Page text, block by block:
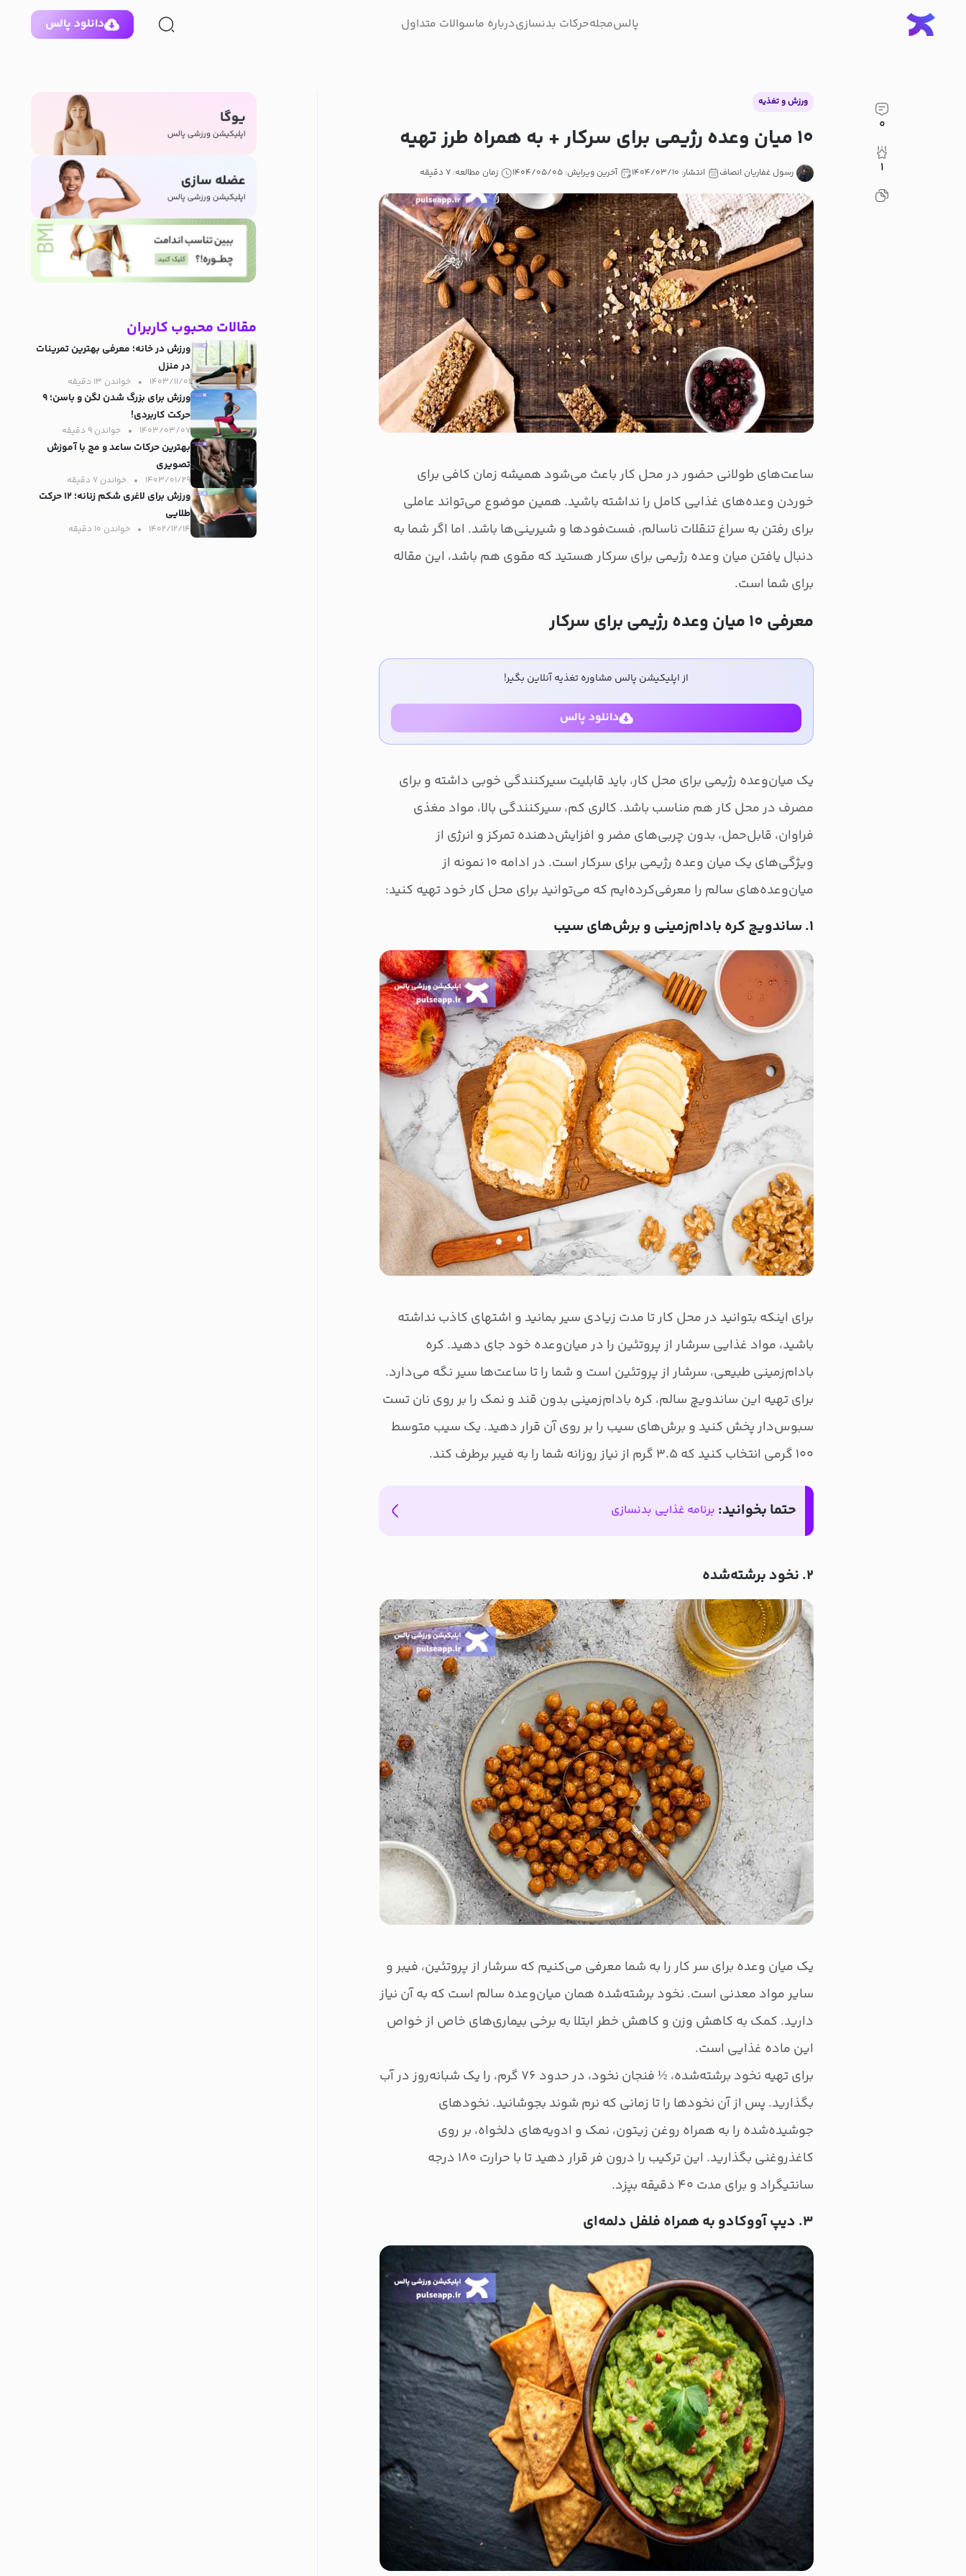
پالسمجلهحرکات بدنسازیدرباره ماسوالات متداول دانلود پالس
۰
۱
ورزش و تغذیه
۱۰ میان وعده رژیمی برای سرکار + به همراه طرز تهیه
رسول غفاریان انصاف انتشار: ۱۴۰۴/۰۳/۱۰ آخرین ویرایش: ۱۴۰۴/۰۵/۰۵ زمان مطالعه: ۷ دقیقه
ساعت‌های طولانی حضور در محل کار باعث می‌شود همیشه زمان کافی برای
خوردن وعده‌های غذایی کامل را نداشته باشید. همین موضوع می‌تواند عاملی
برای رفتن به سراغ تنقلات نا‌سالم، فست‌فودها و شیرینی‌ها باشد. اما اگر شما به
دنبال یافتن میان‌ وعده رژیمی برای سرکار هستید که مقوی هم باشد، این مقاله
برای شما است.
معرفی ۱۰ میان وعده رژیمی برای سرکار
از اپلیکیشن پالس مشاوره تغذیه آنلاین بگیر!
دانلود پالس
یک میان‌وعده رژیمی برای محل کار، باید قابلیت سیرکنندگی خوبی داشته و برای
مصرف در محل کار هم مناسب باشد. کالری کم، سیرکنندگی بالا، مواد مغذی
فراوان، قابل‌حمل، بدون چربی‌های مضر و افزایش‌دهنده تمرکز و انرژی از
ویژگی‌های یک میان ‌وعده رژیمی برای سرکار است. در ادامه ۱۰ نمونه از
میان‌وعده‌های سالم را معرفی‌کرده‌ایم که می‌توانید برای محل کار خود تهیه کنید:
۱. ساندویچ کره بادام‌زمینی و برش‌های سیب
برای اینکه بتوانید در محل کار تا مدت زیادی سیر بمانید و اشتهای کاذب نداشته
باشید، مواد غذایی سرشار از پروتئین را در میان‌وعده خود جای دهید. کره
بادام‌زمینی طبیعی، سرشار از پروتئین است و شما را تا ساعت‌ها سیر نگه می‌دارد.
برای تهیه این ساندویچ سالم، کره بادام‌زمینی بدون قند و نمک را بر روی نان تست
سبوس‌دار پخش کنید و برش‌های سیب را بر روی آن قرار دهید. یک سیب متوسط
۱۰۰ گرمی انتخاب کنید که ۳.۵ گرم از نیاز روزانه شما را به فیبر برطرف کند.
حتما بخوانید: برنامه غذایی بدنسازی
۲. نخود برشته‌شده
یک میان ‌وعده برای سر کار را به شما معرفی می‌کنیم که سرشار از پروتئین، فیبر و
سایر مواد معدنی است. نخود برشته‌شده همان میان‌وعده‌ سالم است که به آن نیاز
دارید. کمک به کاهش وزن و کاهش خطر ابتلا به برخی بیماری‌های خاص از خواص
این ماده غذایی است.
برای تهیه نخود برشته‌شده، ½ فنجان نخود، در حدود ۷۶ گرم، را یک شبانه‌روز در آب
بگذارید. پس از آن نخودها را تا زمانی که نرم شوند بجوشانید. نخودهای
جوشیده‌شده را به همراه روغن زیتون، نمک و ادویه‌های دلخواه، بر روی
کاغذروغنی بگذارید. این ترکیب را درون فر قرار دهید تا با حرارت ۱۸۰ درجه
سانتیگراد و برای مدت ۴۰ دقیقه بپزد.
۳. دیپ آووکادو به همراه فلفل‌ دلمه‌ای
مقالات محبوب کاربران
ورزش در خانه؛ معرفی بهترین تمرینات
در منزل
۱۴۰۳/۱۱/۰۱ خواندن ۱۳ دقیقه‌
ورزش برای بزرگ شدن لگن و باسن؛ ۹
حرکت کاربردی!
۱۴۰۳/۰۳/۰۷ خواندن ۹ دقیقه‌
بهترین حرکات ساعد و مچ با آموزش
تصویری
۱۴۰۳/۰۱/۲۹ خواندن ۷ دقیقه‌
ورزش برای لاغری شکم زنانه؛ ۱۲ حرکت
طلایی
۱۴۰۲/۱۲/۱۴ خواندن ۱۰ دقیقه‌